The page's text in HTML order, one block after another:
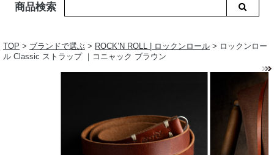
商品検索
TOP > ブランドで選ぶ > ROCK’N ROLL | ロックンロール > ロックンロー
ル Classic ストラップ ｜コニャック ブラウン